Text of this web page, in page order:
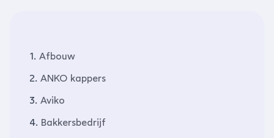
1. Afbouw
2. ANKO kappers
3. Aviko
4. Bakkersbedrijf